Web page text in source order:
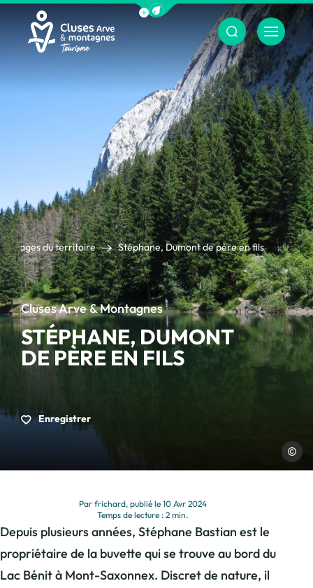
Afficher la barre de navigation du
Menu
OTCAM
Visages du territoire Stéphane, Dumont de père en fils
Cluses Arve & Montagnes
STÉPHANE, DUMONT
DE PÈRE EN FILS
Enregistrer
Par frichard, publié le 10 Avr 2024
Temps de lecture : 2 min.
Depuis plusieurs années, Stéphane Bastian est le
propriétaire de la buvette qui se trouve au bord du
Lac Bénit à Mont-Saxonnex. Discret de nature, il